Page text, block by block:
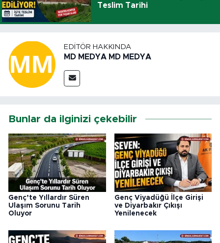
Teslim Tarihi
EDITÖR HAKKINDA
MD MEDYA MD MEDYA
Bunlar da ilginizi çekebilir
Genç’te Yıllardır Süren
Ulaşım Sorunu Tarih
Oluyor
Genç Viyadüğü İlçe Girişi
ve Diyarbakır Çıkışı
Yenilenecek